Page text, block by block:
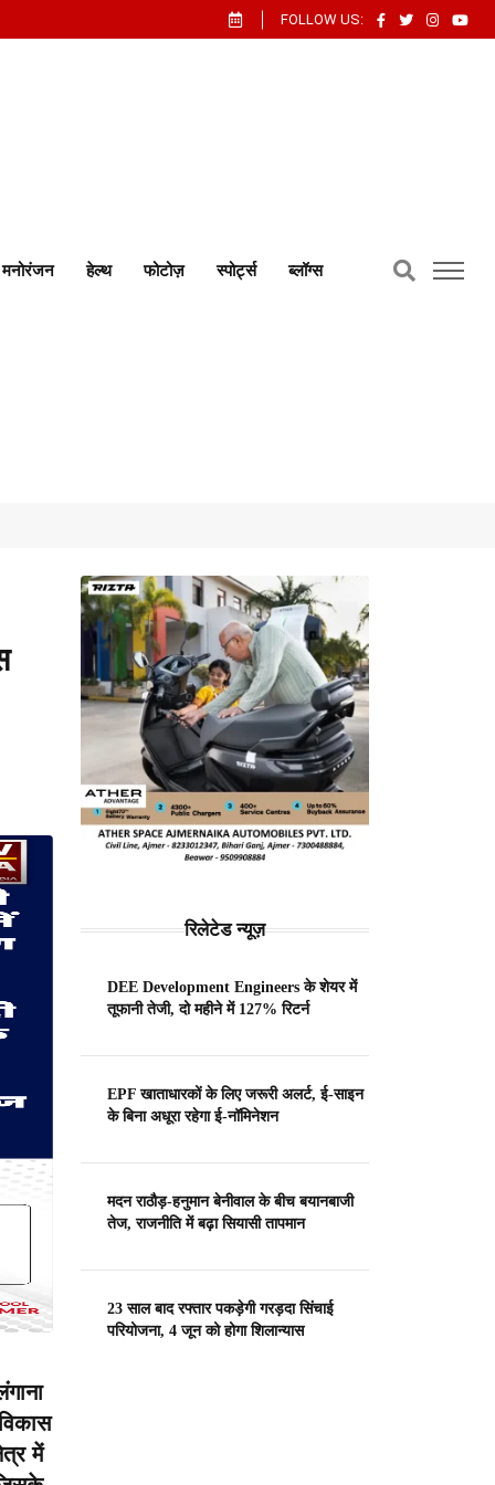
FOLLOW US:
मनोरंजन हेल्थ फोटोज़ स्पोर्ट्स ब्लॉग्स
में
रिलेटेड न्यूज़
DEE Development Engineers के शेयर में
तूफानी तेजी, दो महीने में 127% रिटर्न
EPF खाताधारकों के लिए जरूरी अलर्ट, ई-साइन
के बिना अधूरा रहेगा ई-नॉमिनेशन
मदन राठौड़-हनुमान बेनीवाल के बीच बयानबाजी
तेज, राजनीति में बढ़ा सियासी तापमान
23 साल बाद रफ्तार पकड़ेगी गरड़दा सिंचाई
परियोजना, 4 जून को होगा शिलान्यास